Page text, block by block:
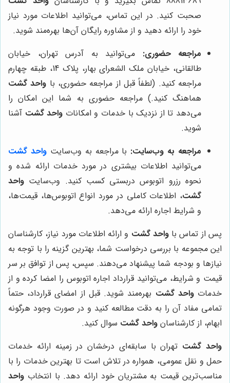
صحبت کنید. در این تماس، می‌توانید اطلاعات مورد نیاز
خود را ارائه دهید و از مشاوره رایگان آن‌ها بهره‌مند شوید.
مراجعه حضوری: می‌توانید به آدرس تهران، خیابان
طالقانی، خیابان ملک الشعرای بهار، پلاک 14، طبقه چهارم
مراجعه کنید. (لطفاً قبل از مراجعه حضوری، با واحد گشت
هماهنگ کنید.) مراجعه حضوری به شما این امکان را
می‌دهد تا از نزدیک با خدمات و امکانات واحد گشت آشنا
شوید.
مراجعه به وب‌سایت: با مراجعه به وب‌سایتواحد گشت
می‌توانید اطلاعات بیشتری در مورد خدمات ارائه شده و
نحوه رزرو اتوبوس دربستی کسب کنید. وب‌سایت واحد
گشت، اطلاعات کاملی در مورد انواع اتوبوس‌ها، قیمت‌ها،
و شرایط اجاره ارائه می‌دهد.
پس از تماس باواحد گشت و ارائه اطلاعات مورد نیاز، کارشناسان
این مجموعه با بررسی درخواست شما، بهترین گزینه را با توجه به
نیازها و بودجه شما پیشنهاد می‌دهند. سپس، پس از توافق بر سر
قیمت و شرایط، می‌توانید قرارداد اجاره اتوبوس را امضا کرده و از
خدماتواحد گشت بهره‌مند شوید. قبل از امضای قرارداد، حتماً
تمامی مفاد آن را به دقت مطالعه کنید و در صورت وجود هرگونه
ابهام، از کارشناسان واحد گشت سوال کنید.
واحد گشت تهران با سابقه‌ای درخشان در زمینه ارائه خدمات
حمل و نقل عمومی، همواره در تلاش است تا بهترین خدمات را با
مناسب‌ترین قیمت به مشتریان خود ارائه دهد. با انتخاب واحد